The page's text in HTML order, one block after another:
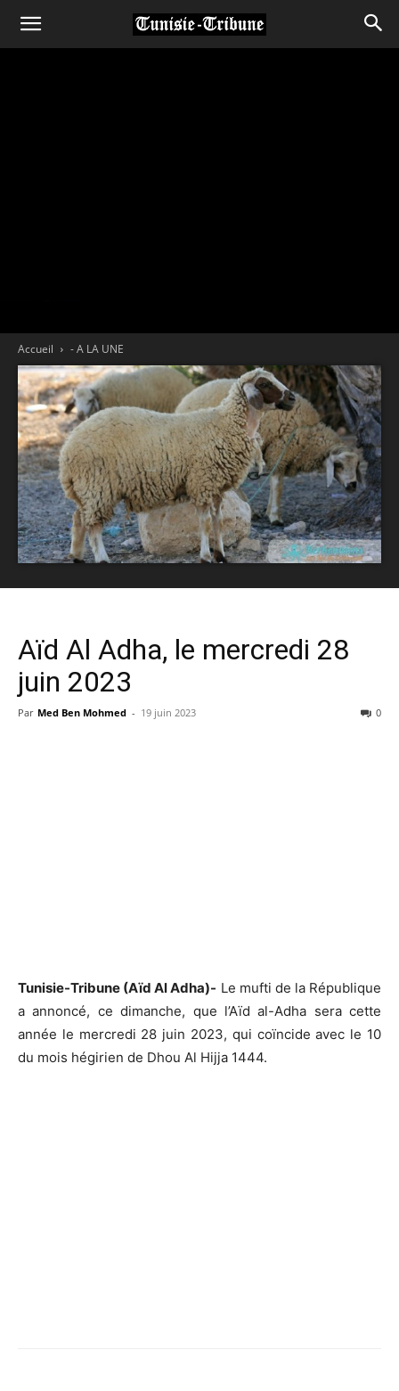
Accueil - A LA UNE
Aïd Al Adha, le mercredi 28
juin 2023
Par Med Ben Mohmed - 19 juin 2023 0
Tunisie-Tribune (Aïd Al Adha)- Le mufti de la République
a annoncé, ce dimanche, que l’Aïd al-Adha sera cette
année le mercredi 28 juin 2023, qui coïncide avec le 10
du mois hégirien de Dhou Al Hijja 1444.